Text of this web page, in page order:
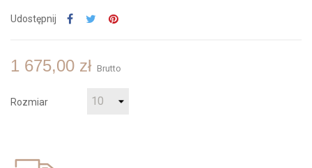
Udostępnij
1 675,00 zł Brutto
Rozmiar